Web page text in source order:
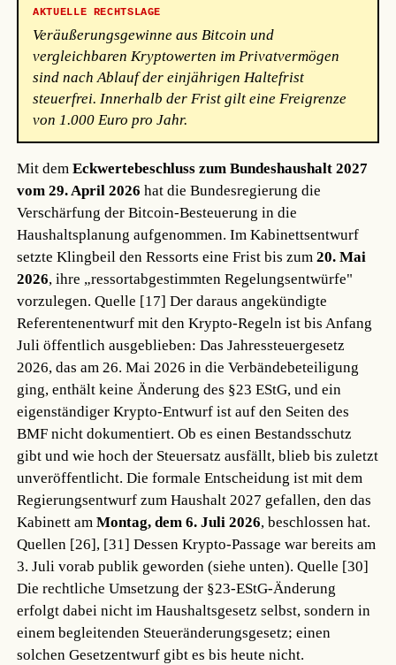
AKTUELLE RECHTSLAGE
Veräußerungsgewinne aus Bitcoin und
vergleichbaren Kryptowerten im Privatvermögen
sind nach Ablauf der einjährigen Haltefrist
steuerfrei. Innerhalb der Frist gilt eine Freigrenze
von 1.000 Euro pro Jahr.
Mit demEckwertebeschluss zum Bundeshaushalt 2027
vom 29. April 2026 hat die Bundesregierung die
Verschärfung der Bitcoin-Besteuerung in die
Haushaltsplanung aufgenommen. Im Kabinettsentwurf
setzte Klingbeil den Ressorts eine Frist bis zum20. Mai
2026, ihre „ressortabgestimmten Regelungsentwürfe"
vorzulegen.Quelle [17] Der daraus angekündigte
Referentenentwurf mit den Krypto-Regeln ist bis Anfang
Juli öffentlich ausgeblieben: Das Jahressteuergesetz
2026, das am 26. Mai 2026 in die Verbändebeteiligung
ging, enthält keine Änderung des §23 EStG, und ein
eigenständiger Krypto-Entwurf ist auf den Seiten des
BMF nicht dokumentiert. Ob es einen Bestandsschutz
gibt und wie hoch der Steuersatz ausfällt, blieb bis zuletzt
unveröffentlicht. Die formale Entscheidung ist mit dem
Regierungsentwurf zum Haushalt 2027 gefallen, den das
Kabinett amMontag, dem 6. Juli 2026, beschlossen hat.
Quellen [26], [31] Dessen Krypto-Passage war bereits am
3. Juli vorab publik geworden (siehe unten).Quelle [30]
Die rechtliche Umsetzung der §23-EStG-Änderung
erfolgt dabei nicht im Haushaltsgesetz selbst, sondern in
einem begleitenden Steueränderungsgesetz; einen
solchen Gesetzentwurf gibt es bis heute nicht.